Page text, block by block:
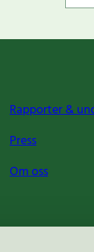
Rapporter &
Press
Om oss